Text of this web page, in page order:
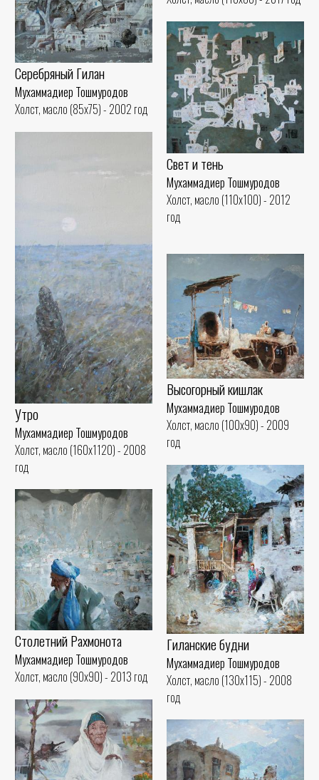
Серебряный Гилан
Мухаммадиер Тошмуродов
Холст, масло (85x75) - 2002 год
Свет и тень
Мухаммадиер Тошмуродов
Холст, масло (110x100) - 2012
год
Утро
Мухаммадиер Тошмуродов
Холст, масло (160x1120) - 2008
год
Высогорный кишлак
Мухаммадиер Тошмуродов
Холст, масло (100x90) - 2009
год
Гиланские будни
Мухаммадиер Тошмуродов
Холст, масло (130x115) - 2008
год
Столетний Рахмонота
Мухаммадиер Тошмуродов
Холст, масло (90x90) - 2013 год